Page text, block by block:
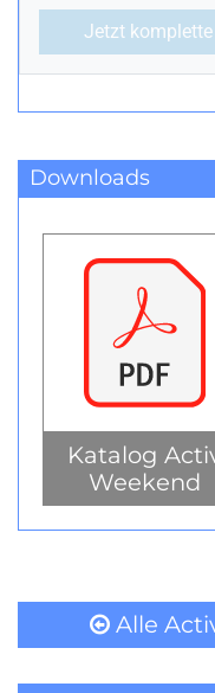
Downloads
Katalog
Weekend
Alle